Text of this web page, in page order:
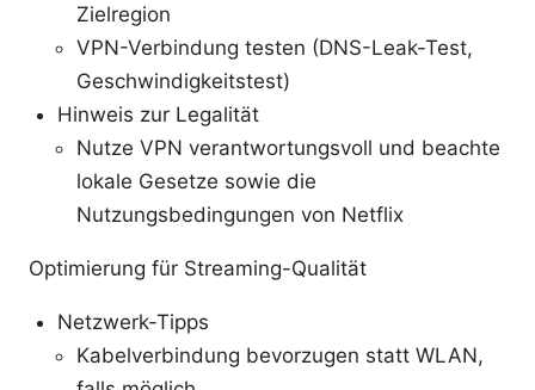
Zielregion
VPN-Verbindung testen (DNS-Leak-Test,
Geschwindigkeitstest)
Hinweis zur Legalität
Nutze VPN verantwortungsvoll und beachte
lokale Gesetze sowie die
Nutzungsbedingungen von Netflix
Optimierung für Streaming-Qualität
Netzwerk-Tipps
Kabelverbindung bevorzugen statt WLAN,